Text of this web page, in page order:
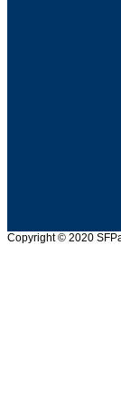
Copyright © 2020